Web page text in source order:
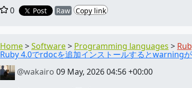
0 Post Raw Copy link
Home Software Programming languages
Ruby 4.0でrdocを追加インストールするとwarning
@wakairo 09 May, 2026 04:56 +00:00